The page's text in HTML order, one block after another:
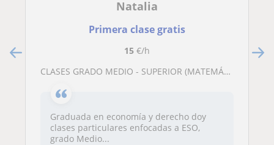
Natalia
Primera clase gratis
15€/h
CLASES GRADO MEDIO - SUPERIOR (MATEMÁTICAS, CATALÁN, CASTELLANO, ECONOMÍA, ESTADÍSTICA, EMPRESA)
Graduada en economía y derecho doy
clases particulares enfocadas a ESO,
grado Medio...